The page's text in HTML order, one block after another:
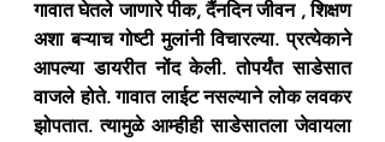
गावात घेतले जाणारे पीक, दैंनदिन जीवन , शिक्षण
अशा बऱ्याच गोष्टी मुलांनी विचारल्या. प्रत्येकाने
आपल्या डायरीत नोंद केली. तोपर्यंत साडेसात
वाजले होते. गावात लाईट नसल्याने लोक लवकर
झोपतात. त्यामुळे आम्हीही साडेसातला जेवायला